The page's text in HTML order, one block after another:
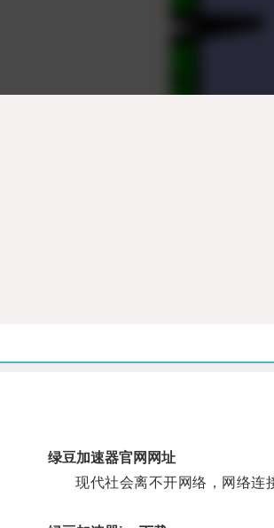
绿豆加速器官网网址
现代社会离不开网络，网络连接